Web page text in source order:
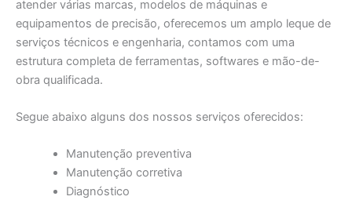
atender várias marcas, modelos de máquinas e
equipamentos de precisão, oferecemos um amplo leque de
serviços técnicos e engenharia, contamos com uma
estrutura completa de ferramentas, softwares e mão-de-
obra qualificada.
Segue abaixo alguns dos nossos serviços oferecidos:
Manutenção preventiva
Manutenção corretiva
Diagnóstico